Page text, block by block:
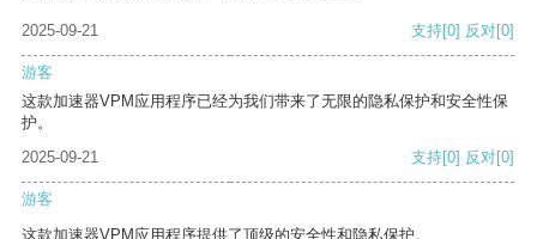
2025-09-21 支持[0] 反对[0]
游客
这款加速器VPM应用程序已经为我们带来了无限的隐私保护和安全性保
护。
2025-09-21
支持[0] 反对[0]
游客
这款加速器VPM应用程序提供了顶级的安全性和隐私保护。